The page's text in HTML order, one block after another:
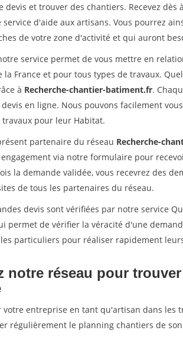
devis et trouver des chantiers. Recevez dès
d'aide aux artisans. Vous pourrez
de votre zone d'activité et qui auront
service permet de vous mettre en
la France et pour tous types de travaux.
à Recherche-chantier-batiment.fr.
en ligne. Nous pouvons facilement
pour leur Habitat.
partenaire du réseau Recherche-
via notre formulaire pour
la demande validée, vous recevrez des
de tous les partenaires du réseau.
devis sont vérifiées par notre service
permet de vérifier la véracité d'une
particuliers pour réaliser rapidement
notre réseau pour
votre entreprise en tant qu'artisan dans les
régulièrement le planning chantiers de